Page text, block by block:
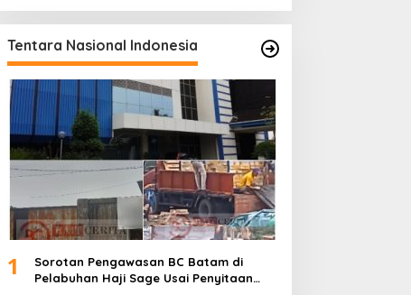
Tentara Nasional Indonesia
1
Sorotan Pengawasan BC Batam di
Pelabuhan Haji Sage Usai Penyitaan